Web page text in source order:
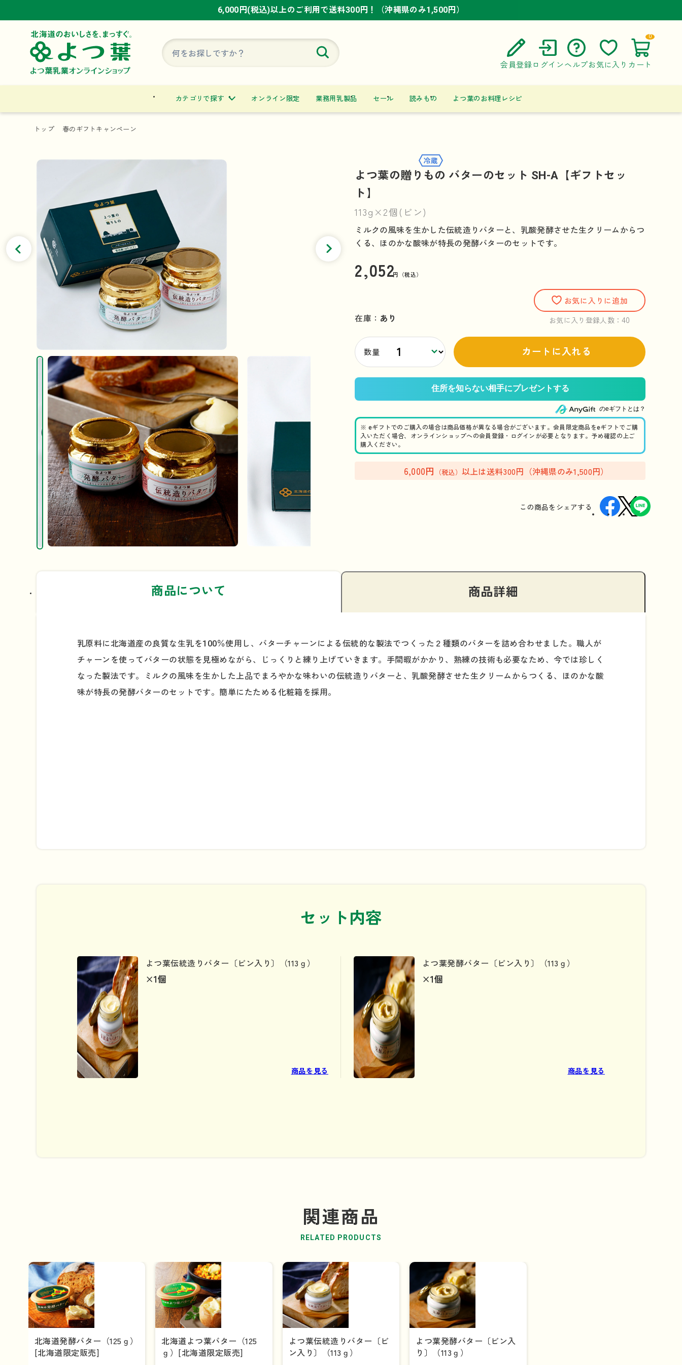
6,000円(税込)以上のご利用で送料300円！（沖縄県のみ1,500円）
6,000円(税込)以上のご利用で送料300円！（沖縄県のみ1,500円）
6,000円(税込)以上のご利用で送料300円！（沖縄県のみ1,500円）
会員登録 ログイン ヘルプ
ご利用ガイド
お問い合わせ
お気に入り カート
0
カテゴリで探す オンライン限定 業務用乳製品 セール 読みもの よつ葉のお料理レシピ
トップ 春のギフトキャンペーン
よつ葉の贈りもの バターのセット SH-A【ギフトセッ
ト】
113g×2個(ビン)
ミルクの風味を生かした伝統造りバターと、乳酸発酵させた生クリームからつ
くる、ほのかな酸味が特長の発酵バターのセットです。
2,052円（税込）
在庫： あり
お気に入りに追加
お気に入り登録人数：40
数量 カートに入れる
のeギフトとは？
※ eギフトでのご購入の場合は商品価格が異なる場合がございます。会員限定商品をeギフトでご購
入いただく場合、オンラインショップへの会員登録・ログインが必要となります。予め確認の上ご
購入ください。
6,000円 （税込） 以上は送料300円（沖縄県のみ1,500円）
この商品を シェアする
商品について 商品詳細
乳原料に北海道産の良質な生乳を100％使用し、バターチャーンによる伝統的な製法でつくった２種類のバターを詰め合わせました。職人が
チャーンを使ってバターの状態を見極めながら、じっくりと練り上げていきます。手間暇がかかり、熟練の技術も必要なため、今では珍しく
なった製法です。ミルクの風味を生かした上品でまろやかな味わいの伝統造りバターと、乳酸発酵させた生クリームからつくる、ほのかな酸
味が特長の発酵バターのセットです。簡単にたためる化粧箱を採用。
セット内容
よつ葉伝統造りバター〔ビン入り〕（113ｇ）
×1個
商品を見る
よつ葉発酵バター〔ビン入り〕（113ｇ）
×1個
商品を見る
関連商品
RELATED PRODUCTS
北海道発酵バター（125ｇ）
[北海道限定販売]
北海道よつ葉バター（125
ｇ）[北海道限定販売]
よつ葉伝統造りバター〔ビ
ン入り〕（113ｇ）
よつ葉発酵バター〔ビン入
り〕（113ｇ）